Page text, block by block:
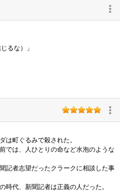
るな）」
は町ぐるみで殺された。
では、人ひとりの命など水泡のような
記者志望だったクラークに相談した事
時代、新聞記者は正義の人だった。